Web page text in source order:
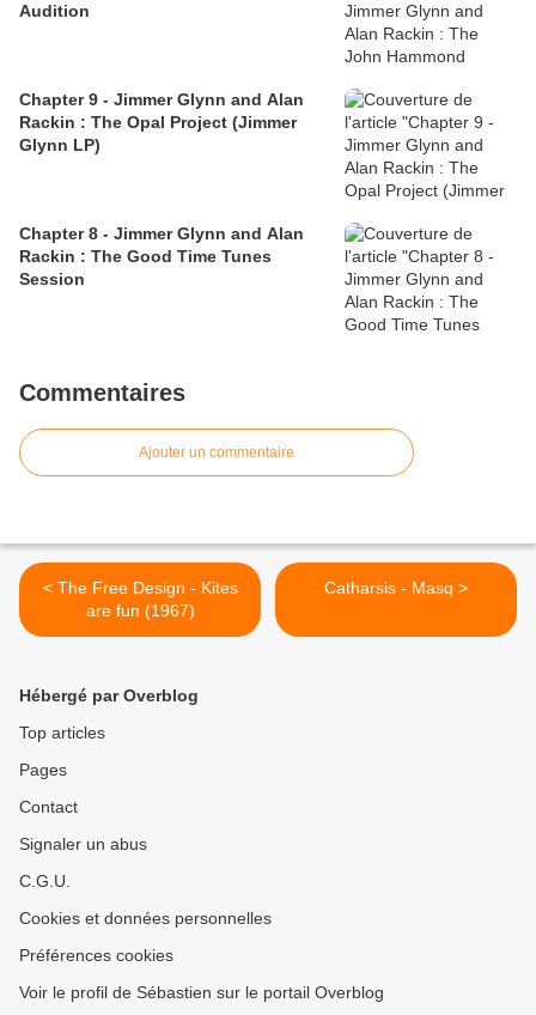
Audition
Chapter 9 - Jimmer Glynn and Alan
Rackin : The Opal Project (Jimmer
Glynn LP)
Chapter 8 - Jimmer Glynn and Alan
Rackin : The Good Time Tunes
Session
Commentaires
Ajouter un commentaire
< The Free Design - Kites
are fun (1967)
Catharsis - Masq >
Hébergé par Overblog
Top articles
Pages
Contact
Signaler un abus
C.G.U.
Cookies et données personnelles
Préférences cookies
Voir le profil de Sébastien sur le portail Overblog